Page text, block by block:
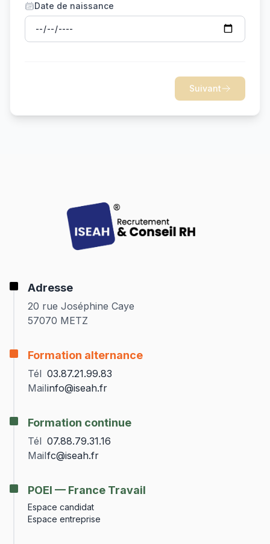
Date de naissance
Suivant
Adresse
20 rue Joséphine Caye
57070 METZ
Formation alternance
Tél 03.87.21.99.83
Mailinfo@iseah.fr
Formation continue
Tél 07.88.79.31.16
Mailfc@iseah.fr
POEI — France Travail
Espace candidat
Espace entreprise